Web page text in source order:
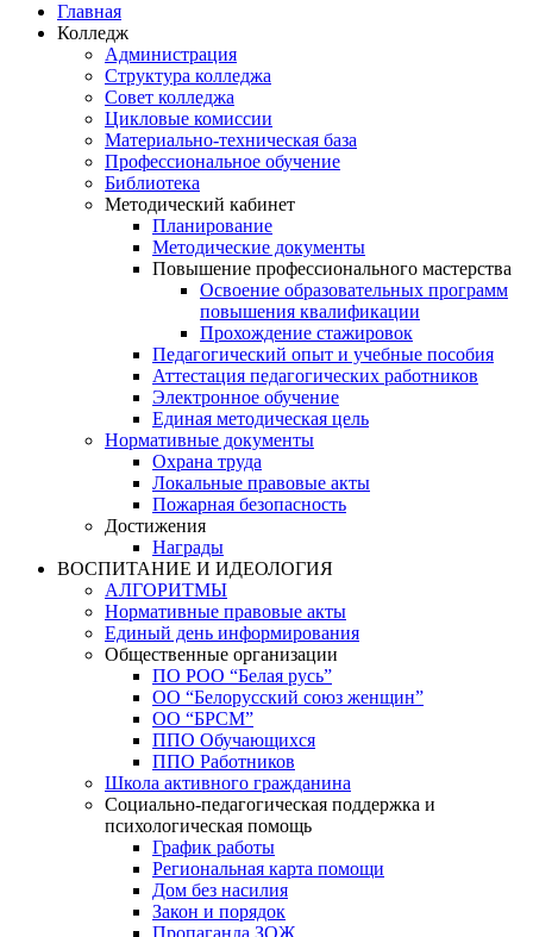
Главная
Колледж
Администрация
Структура колледжа
Совет колледжа
Цикловые комиссии
Материально-техническая база
Профессиональное обучение
Библиотека
Методический кабинет
Планирование
Методические документы
Повышение профессионального мастерства
Освоение образовательных программ
повышения квалификации
Прохождение стажировок
Педагогический опыт и учебные пособия
Аттестация педагогических работников
Электронное обучение
Единая методическая цель
Нормативные документы
Охрана труда
Локальные правовые акты
Пожарная безопасность
Достижения
Награды
ВОСПИТАНИЕ И ИДЕОЛОГИЯ
АЛГОРИТМЫ
Нормативные правовые акты
Единый день информирования
Общественные организации
ПО РОО “Белая русь”
ОО “Белорусский союз женщин”
ОО “БРСМ”
ППО Обучающихся
ППО Работников
Школа активного гражданина
Социально-педагогическая поддержка и
психологическая помощь
График работы
Региональная карта помощи
Дом без насилия
Закон и порядок
Пропаганда ЗОЖ